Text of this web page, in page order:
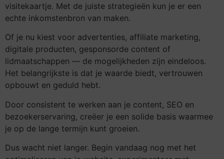
visitekaartje. Met de juiste strategieën kun je er een
echte inkomstenbron van maken.
Of je nu kiest voor advertenties, affiliate marketing,
digitale producten, gesponsorde content of
lidmaatschappen — de mogelijkheden zijn eindeloos.
Het belangrijkste is dat je waarde biedt, vertrouwen
opbouwt en geduld hebt.
Door consistent te werken aan je content, SEO en
bezoekerservaring, creëer je een solide basis waarmee
je op de lange termijn kunt groeien.
Dus wacht niet langer. Begin vandaag nog met het